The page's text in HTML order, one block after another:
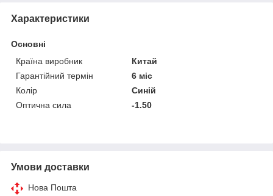
Характеристики
Основні
Країна виробник
Китай
Гарантійний термін
6 міс
Колір
Синій
Оптична сила
-1.50
Умови доставки
Нова Пошта